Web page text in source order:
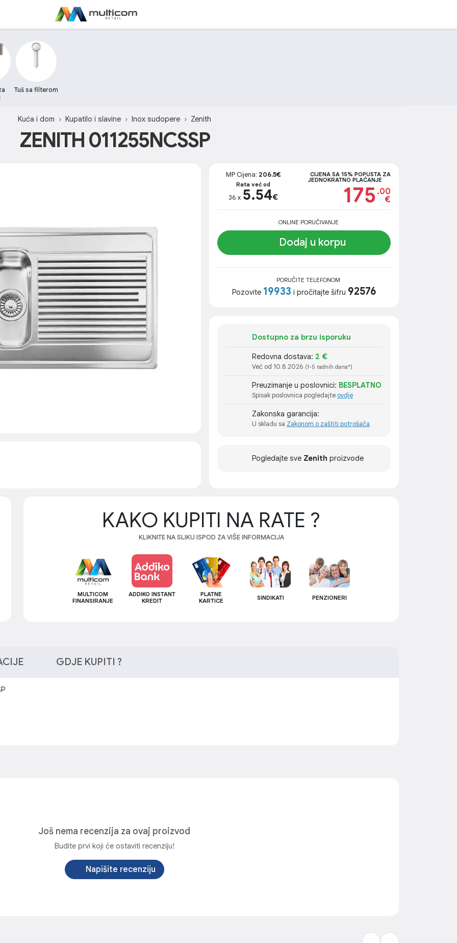
Tuš sa filterom
Kuća i dom Kupatilo i slavine Inox sudopere Zenith
ZENITH 011255NCSSP
MP Cijena: 206.5€
Rata već od
36 x 5.54€
CIJENA SA 15% POPUSTA ZA
JEDNOKRATNO PLAĆANJE
175 .00
€
ONLINE PORUČIVANJE
Dodaj u korpu
PORUČITE TELEFONOM
Pozovite 19933 i pročitajte šifru 92576
Dostupno za brzu isporuku
Redovna dostava: 2 €
Već od 10.8.2026 (1-5 radnih dana*)
Preuzimanje u poslovnici: BESPLATNO
Spisak poslovnica pogledajte ovdje
Zakonska garancija:
U skladu sa Zakonom o zaštiti potrošača
Pogledajte sve Zenith proizvode
KAKO KUPITI NA RATE ?
KLIKNITE NA SLIKU ISPOD ZA VIŠE INFORMACIJA
MULTICOM
FINANSIRANJE
ADDIKO INSTANT
KREDIT
PLATNE
KARTICE
SINDIKATI PENZIONERI
GDJE KUPITI ?
Još nema recenzija za ovaj proizvod
Budite prvi koji će ostaviti recenziju!
Napišite recenziju